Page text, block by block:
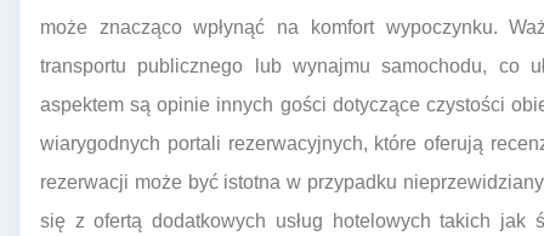
może znacząco wpłynąć na komfort wypoczynku.
transportu publicznego lub wynajmu samochodu, co
aspektem są opinie innych gości dotyczące czystości
wiarygodnych portali rezerwacyjnych, które oferują
rezerwacji może być istotna w przypadku
się z ofertą dodatkowych usług hotelowych takich jak